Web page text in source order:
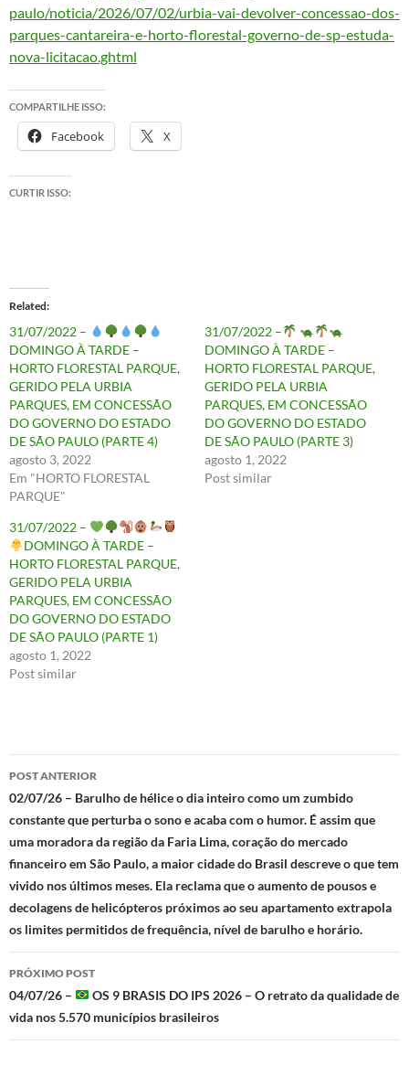
paulo/noticia/2026/07/02/urbia-vai-devolver-concessao-dos-
parques-cantareira-e-horto-florestal-governo-de-sp-estuda-
nova-licitacao.ghtml
COMPARTILHE ISSO:
Facebook X
CURTIR ISSO:
Related
31/07/2022 –
DOMINGO À TARDE –
HORTO FLORESTAL PARQUE,
GERIDO PELA URBIA
PARQUES, EM CONCESSÃO
DO GOVERNO DO ESTADO
DE SÃO PAULO (PARTE 4)
agosto 3, 2022
Em "HORTO FLORESTAL
PARQUE"
31/07/2022 –
DOMINGO À TARDE –
HORTO FLORESTAL PARQUE,
GERIDO PELA URBIA
PARQUES, EM CONCESSÃO
DO GOVERNO DO ESTADO
DE SÃO PAULO (PARTE 3)
agosto 1, 2022
Post similar
31/07/2022 –
DOMINGO À TARDE –
HORTO FLORESTAL PARQUE,
GERIDO PELA URBIA
PARQUES, EM CONCESSÃO
DO GOVERNO DO ESTADO
DE SÃO PAULO (PARTE 1)
agosto 1, 2022
Post similar
Navegação
de
posts
POST ANTERIOR
02/07/26 – Barulho de hélice o dia inteiro como um zumbido
constante que perturba o sono e acaba com o humor. É assim que
uma moradora da região da Faria Lima, coração do mercado
financeiro em São Paulo, a maior cidade do Brasil descreve o que tem
vivido nos últimos meses. Ela reclama que o aumento de pousos e
decolagens de helicópteros próximos ao seu apartamento extrapola
os limites permitidos de frequência, nível de barulho e horário.
PRÓXIMO POST
04/07/26 –
OS 9 BRASIS DO IPS 2026 – O retrato da qualidade de
vida nos 5.570 municípios brasileiros